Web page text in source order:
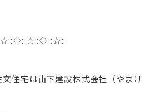
住宅は山下建設株式会社（やまけ